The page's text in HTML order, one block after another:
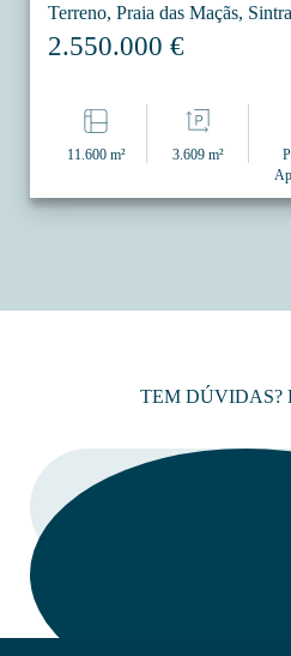
Terreno, Praia das Maçãs, Sintra
2.550.000 €
11.600 m² 3.609 m²
TEM DÚVIDAS?